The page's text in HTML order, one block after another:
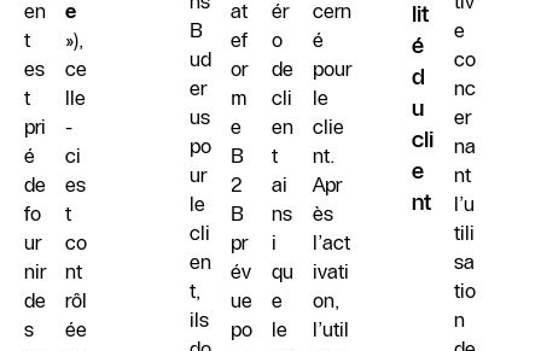
en
t
es
t
pri
é
de
fo
ur
nir
de
s
e
»),
ce
lle
-
ci
es
t
co
nt
rôl
ée
B
ud
er
us
po
ur
le
cli
en
t,
ils
at
ef
or
m
e
B
2
B
pr
év
ue
po
ér
o
de
cli
en
t
ai
ns
i
qu
e
le
cern
é
pour
le
clie
nt.
Apr
ès
l’act
ivati
on,
l’util
lit
é
d
u
cli
e
nt
e
co
nc
er
na
nt
l’u
tili
sa
tio
n